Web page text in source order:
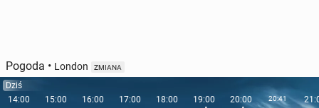
Pogoda • London ZMIANA
Dziś
14:00
15:00 16:00 17:00 18:00 19:00 20:00 20:41